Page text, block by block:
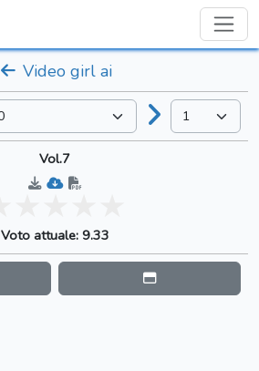
Video girl ai
Vol.7
Voto attuale: 9.33